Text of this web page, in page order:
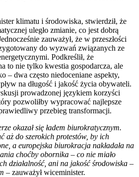
klimatu i środowiska, stwierdził, że
uległo zmianie, co jest dobrą
zauważył, że w przeszłości
do wyzwań związanych ze
Podkreślił, że
to nie tylko kwestia gospodarcza, ale
– dwa często niedoceniane aspekty,
na długość i jakość życia obywateli.
prowadzonej językiem korzyści
pozwoliłby wypracować najlepsze
przebieg transformacji.
okazał się ładem biurokratycznym.
aż do szerokich protestów, by ich
a europejska biurokracja nakładała na
choćby obornika – co nie miało
działalność, ani na jakość środowiska –
– zauważył wiceminister.